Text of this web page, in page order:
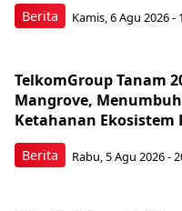
Berita Kamis, 6 Agu 2026 -
Berita
TelkomGroup Tanam
Mangrove,
Ketahanan Ekosistem
Rabu, 5 Agu 2026 -